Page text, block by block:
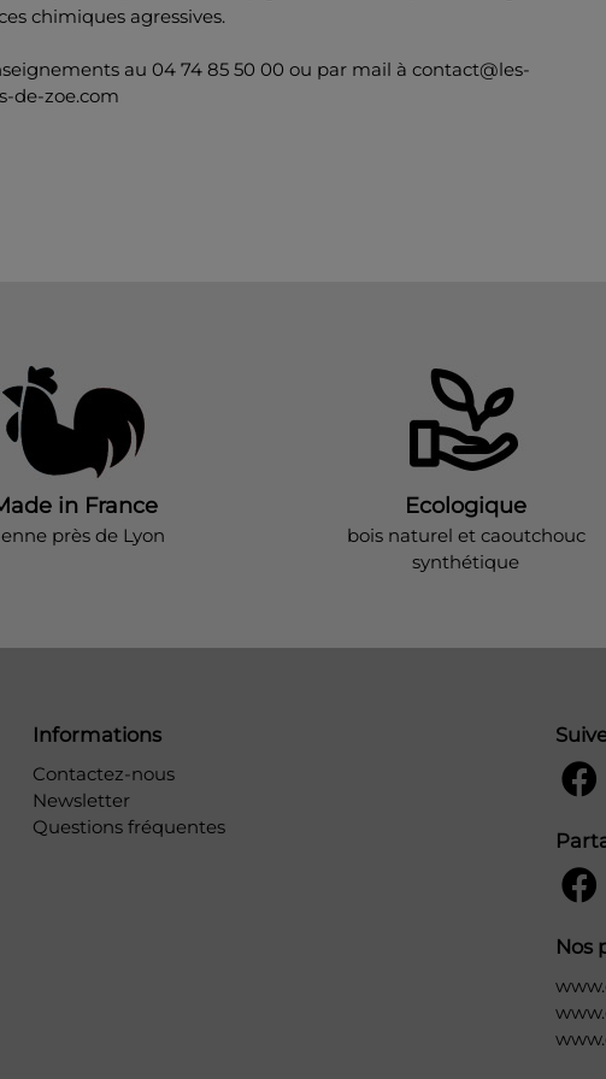
chimiques agressives.
au 04 74 85 50 00 ou par mail à contact@les-
de-zoe.com
in France
près de Lyon
Ecologique
bois naturel et caoutchouc
synthétique
Informations
Contactez-nous
Newsletter
Questions fréquentes
Nos